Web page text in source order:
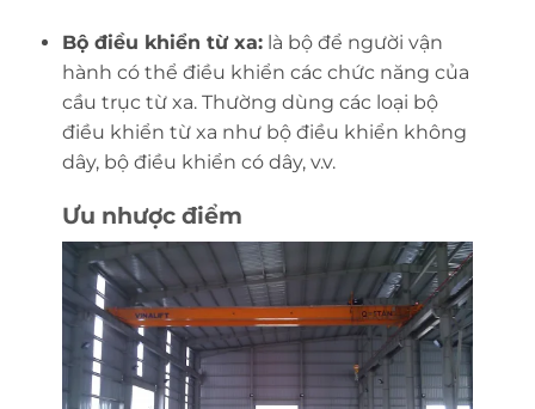
Bộ điều khiển từ xa:là bộ để người vận
hành có thể điều khiển các chức năng của
cầu trục từ xa. Thường dùng các loại bộ
điều khiển từ xa như bộ điều khiển không
dây, bộ điều khiển có dây, v.v.
Ưu nhược điểm